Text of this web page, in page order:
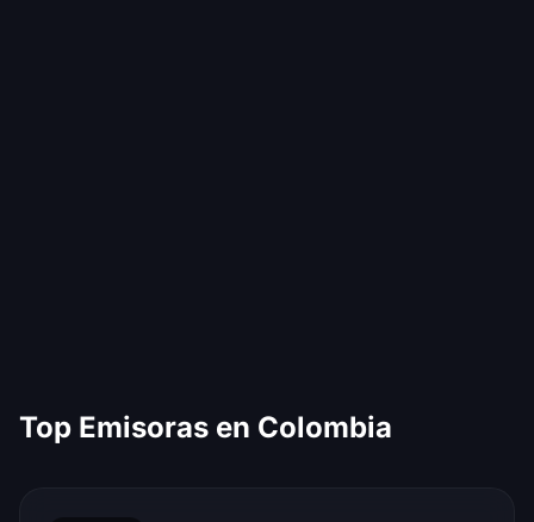
Top Emisoras en Colombia